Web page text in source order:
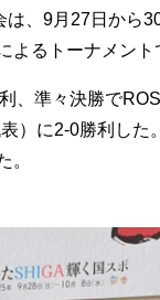
、9月27日から
るトーナメント
、準々決勝で
）に2-0勝利した
。